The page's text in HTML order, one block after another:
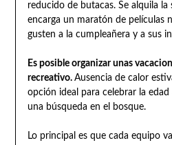
reducido de butacas. Se alquila la
encarga un maratón de películas
gusten a la cumpleañera y a sus
Es posible organizar unas
recreativo. Ausencia de calor
opción ideal para celebrar la edad
una búsqueda en el bosque.
Lo principal es que cada equipo